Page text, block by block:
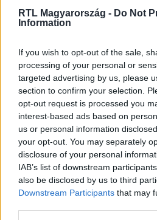
RTL Magyarország - Do Not
Information
If you wish to opt-out of the sale,
processing of your personal or
targeted advertising by us, please
section to confirm your selection.
opt-out request is processed you
interest-based ads based on
us or personal information
your opt-out. You may separately
disclosure of your personal
IAB’s list of downstream
also be disclosed by us to third
Downstream Participants that may
Kövess minket, és értesülj
Facebookon is!